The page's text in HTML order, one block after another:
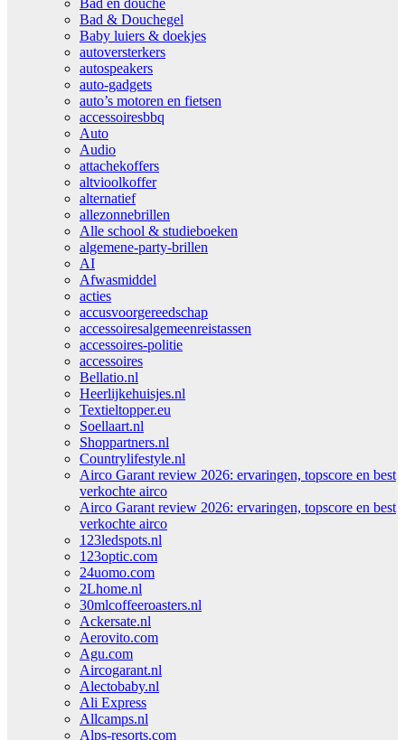
Bad en douche
Bad & Douchegel
Baby luiers & doekjes
autoversterkers
autospeakers
auto-gadgets
auto’s motoren en fietsen
accessoiresbbq
Auto
Audio
attachekoffers
altvioolkoffer
alternatief
allezonnebrillen
Alle school & studieboeken
algemene-party-brillen
AI
Afwasmiddel
acties
accusvoorgereedschap
accessoiresalgemeenreistassen
accessoires-politie
accessoires
Bellatio.nl
Heerlijkehuisjes.nl
Textieltopper.eu
Soellaart.nl
Shoppartners.nl
Countrylifestyle.nl
Airco Garant review 2026: ervaringen, topscore en best
verkochte airco
Airco Garant review 2026: ervaringen, topscore en best
verkochte airco
123ledspots.nl
123optic.com
24uomo.com
2Lhome.nl
30mlcoffeeroasters.nl
Ackersate.nl
Aerovito.com
Agu.com
Aircogarant.nl
Alectobaby.nl
Ali Express
Allcamps.nl
Alps-resorts.com